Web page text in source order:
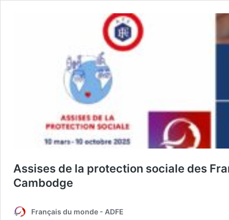
Assises de la protection sociale des
Cambodge
Français du monde - ADFE